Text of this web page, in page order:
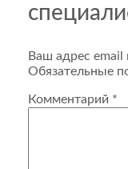
Ваш адрес email
Обязательные
Комментарий *